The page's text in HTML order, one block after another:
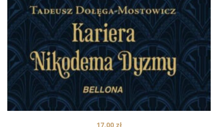
17,00 zł